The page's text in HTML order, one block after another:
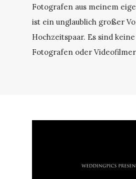
Fotografen aus meinem
ist ein unglaublich großer
Hochzeitspaar. Es sind
Fotografen oder